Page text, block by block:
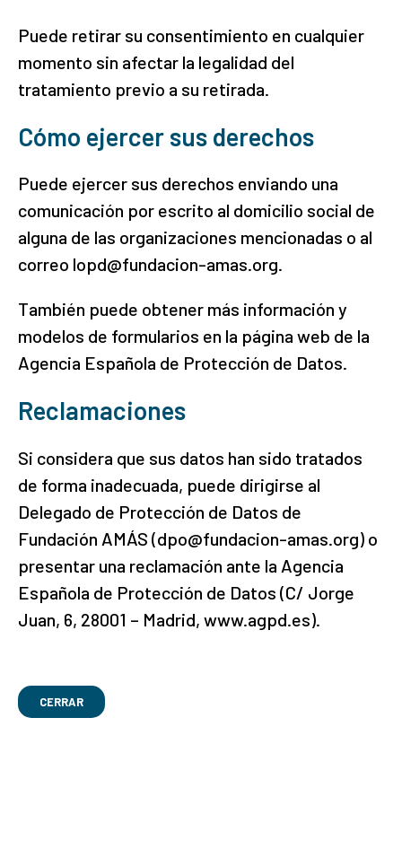
Puede retirar su consentimiento en cualquier
momento sin afectar la legalidad del
tratamiento previo a su retirada.
Cómo ejercer sus derechos
Puede ejercer sus derechos enviando una
comunicación por escrito al domicilio social de
alguna de las organizaciones mencionadas o al
correo lopd@fundacion-amas.org.
También puede obtener más información y
modelos de formularios en la página web de la
Agencia Española de Protección de Datos.
Reclamaciones
Si considera que sus datos han sido tratados
de forma inadecuada, puede dirigirse al
Delegado de Protección de Datos de
Fundación AMÁS (dpo@fundacion-amas.org) o
presentar una reclamación ante la Agencia
Española de Protección de Datos (C/ Jorge
Juan, 6, 28001 – Madrid, www.agpd.es).
CERRAR